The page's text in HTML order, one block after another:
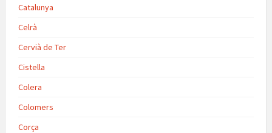
Catalunya
Celrà
Cervià de Ter
Cistella
Colera
Colomers
Corça